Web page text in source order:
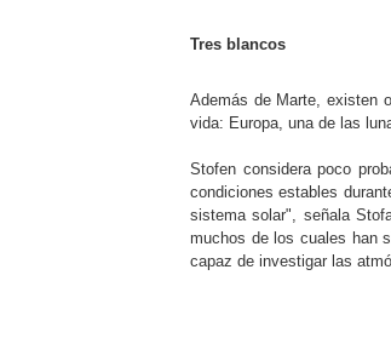
Tres blancos
Además de Marte, existen
vida: Europa, una de las
Stofen considera poco
condiciones estables
sistema solar", señala
muchos de los cuales han
capaz de investigar las